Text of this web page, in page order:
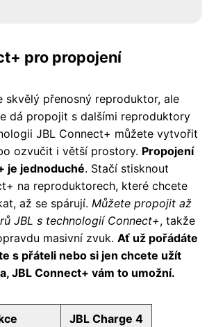
pro propojení
skvělý přenosný reproduktor, ale
dá propojit s dalšími reproduktory
JBL Connect+ můžete vytvořit
ozvučit i větší prostory. Propojení
je jednoduché. Stačí stisknout
na reproduktorech, které chcete
až se spárují. Můžete propojit až
JBL s technologií Connect+, takže
masivní zvuk. Ať už pořádáte
s přáteli nebo si jen chcete užít
JBL Connect+ vám to umožní.
JBL Charge 4